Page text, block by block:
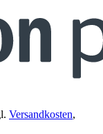
Versandkosten,